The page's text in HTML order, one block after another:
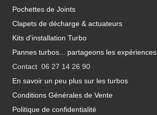
Pochettes de Joints
Clapets de décharge & actuateurs
Kits d'installation Turbo
Pannes turbos... partageons les expériences
Contact 06 27 14 26 90
En savoir un peu plus sur les turbos
Conditions Générales de Vente
Politique de confidentialité